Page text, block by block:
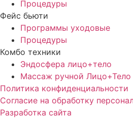
Процедуры
Фейс бьюти
Программы уходовые
Процедуры
Комбо техники
Эндосфера лицо+тело
Массаж ручной Лицо+Тело
Политика конфиденциальности
Cогласие на обработку
Разработка сайта